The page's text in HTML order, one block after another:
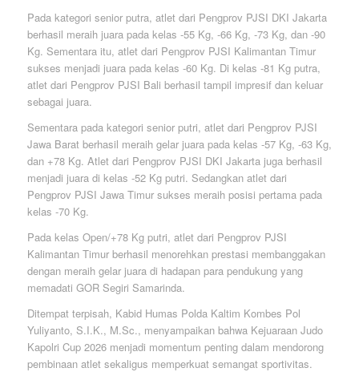
Pada kategori senior putra, atlet dari Pengprov PJSI DKI Jakarta
berhasil meraih juara pada kelas -55 Kg, -66 Kg, -73 Kg, dan -90
Kg. Sementara itu, atlet dari Pengprov PJSI Kalimantan Timur
sukses menjadi juara pada kelas -60 Kg. Di kelas -81 Kg putra,
atlet dari Pengprov PJSI Bali berhasil tampil impresif dan keluar
sebagai juara.
Sementara pada kategori senior putri, atlet dari Pengprov PJSI
Jawa Barat berhasil meraih gelar juara pada kelas -57 Kg, -63 Kg,
dan +78 Kg. Atlet dari Pengprov PJSI DKI Jakarta juga berhasil
menjadi juara di kelas -52 Kg putri. Sedangkan atlet dari
Pengprov PJSI Jawa Timur sukses meraih posisi pertama pada
kelas -70 Kg.
Pada kelas Open/+78 Kg putri, atlet dari Pengprov PJSI
Kalimantan Timur berhasil menorehkan prestasi membanggakan
dengan meraih gelar juara di hadapan para pendukung yang
memadati GOR Segiri Samarinda.
Ditempat terpisah, Kabid Humas Polda Kaltim Kombes Pol
Yuliyanto, S.I.K., M.Sc., menyampaikan bahwa Kejuaraan Judo
Kapolri Cup 2026 menjadi momentum penting dalam mendorong
pembinaan atlet sekaligus memperkuat semangat sportivitas.